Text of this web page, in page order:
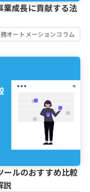
成長に貢献する法
オートメーションコラム
ールのおすすめ比較
説